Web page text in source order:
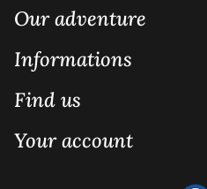
Our adventure
Informations
Find us
Your account